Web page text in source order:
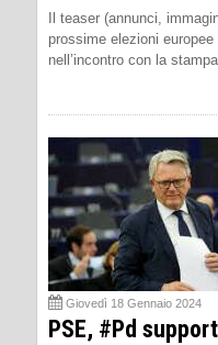
Il teaser (annunci,
prossime elezioni
nell’incontro con la
Giovedì 18 Gennaio 2024
PSE, #Pd